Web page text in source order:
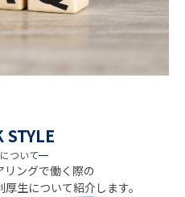
STYLE
ついて
リングで働く際の
生について紹介します。